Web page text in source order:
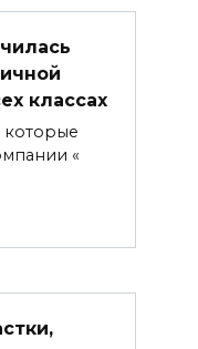
классах
которые
«